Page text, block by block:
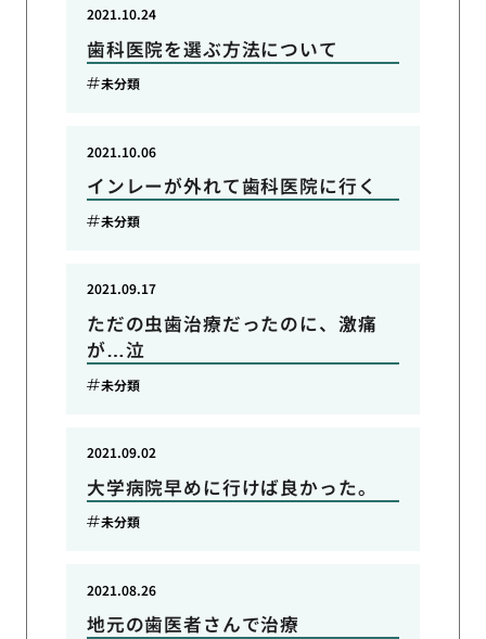
歯科医院を選ぶ方法について
2021.10.24
未分類
インレーが外れて歯科医院に行く
2021.10.06
未分類
ただの虫歯治療だったのに、激痛
が…泣
2021.09.17
未分類
大学病院早めに行けば良かった。
2021.09.02
未分類
地元の歯医者さんで治療
2021.08.26